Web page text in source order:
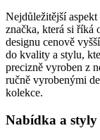
Nejdůležitější
značka, která si ⁣říká
designu cenově
‌do kvality a stylu,
precizně‍ vyroben z
ručně⁤ vyrobenými
kolekce.
Nabídka a styly